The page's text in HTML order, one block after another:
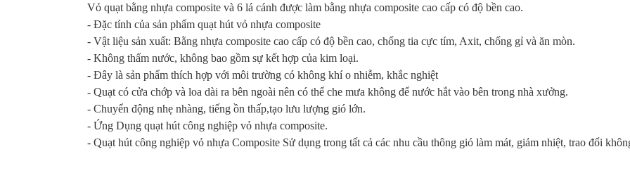
Vỏ quạt bằng nhựa composite và 6 lá cánh được làm bằng nhựa composite cao cấp có độ bền cao.
- Đặc tính của sản phẩm quạt hút vỏ nhựa composite
- Vật liệu sản xuất: Bằng nhựa composite cao cấp có độ bền cao, chống tia cực tím, Axit, chống gỉ và ăn mòn.
- Không thấm nước, không bao gồm sự kết hợp của kim loại.
- Đây là sản phẩm thích hợp với môi trường có không khí o nhiễm, khắc nghiệt
- Quạt có cửa chớp và loa dài ra bên ngoài nên có thể che mưa không để nước hắt vào bên trong nhà xưởng.
- Chuyển động nhẹ nhàng, tiếng ồn thấp,tạo lưu lượng gió lớn.
- Ứng Dụng quạt hút công nghiệp vỏ nhựa composite.
- Quạt hút công nghiệp vỏ nhựa Composite Sử dụng trong tất cả các nhu cầu thông gió làm mát, giảm nhiệt, trao đổi